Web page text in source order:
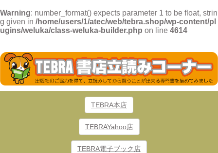
Warning: number_format() expects parameter 1 to be float, strin
g given in /home/users/1/atec/web/tebra.shop/wp-content/pl
ugins/weluka/class-weluka-builder.php on line 4614
TEBRA本店
TEBRAYahoo店
TEBRA電子ブック店